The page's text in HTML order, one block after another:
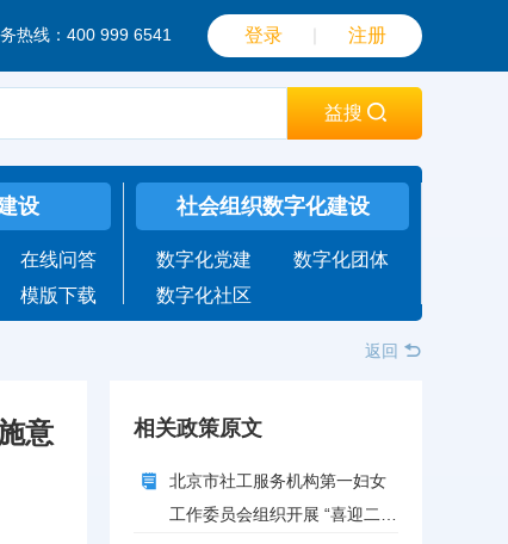
热线：400 999 6541 登录 注册
益搜
设
在线问答
模版下载
社会组织数字化建设
数字化党建
数字化团体
数字化社区
返回
意
相关政策原文
北京市社工服务机构第一妇女
工作委员会组织开展 “喜迎二十